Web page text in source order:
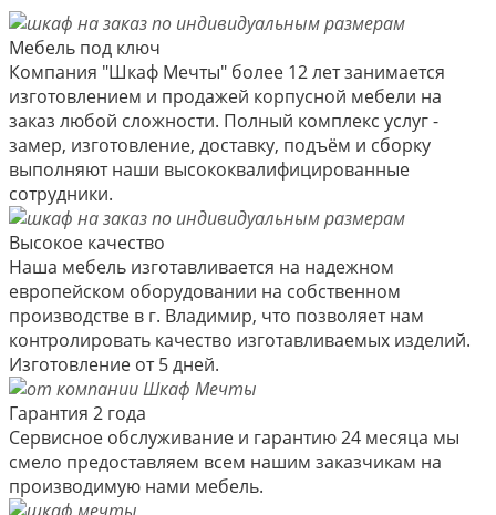
Мебель под ключ
Компания "Шкаф Мечты" более 12 лет занимается
изготовлением и продажей корпусной мебели на
заказ любой сложности. Полный комплекс услуг -
замер, изготовление, доставку, подъём и сборку
выполняют наши высококвалифицированные
сотрудники.
Высокое качество
Наша мебель изготавливается на надежном
европейском оборудовании на собственном
производстве в г. Владимир, что позволяет нам
контролировать качество изготавливаемых изделий.
Изготовление от 5 дней.
Гарантия 2 года
Сервисное обслуживание и гарантию 24 месяца мы
смело предоставляем всем нашим заказчикам на
производимую нами мебель.